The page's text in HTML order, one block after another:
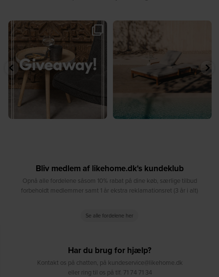
🎉 GIVEAWAY 🎉⁠
Vind det stilfulde Sasha...
187 194
☀️ Sommerens favorit til terrassen ☀️⁠
8 0
Bliv medlem af likehome.dk's kundeklub
Opnå alle fordelene såsom 10% rabat på dine køb, særlige tilbud
forbeholdt medlemmer samt 1 år ekstra reklamationsret (3 år i alt)
Se alle fordelene her
Har du brug for hjælp?
Kontakt os på chatten, på kundeservice@likehome.dk
eller ring til os på tlf. 71 74 71 34